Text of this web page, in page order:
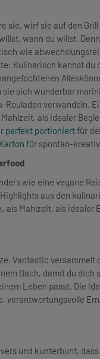
sie, wirf sie auf den
wann du willst.
wie
Kulinarisch kannst
sich wunderbar
verwandeln.
als idealer
perfekt portioniertfür
für spontan-
wie eine vegane
aus den
als Mahlzeit, als idealer
Vantastic versammelt
Dach, damit du dich
Leben passt. Die
verantwortungsvolle
und kunterbunt,